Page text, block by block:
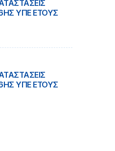
ΥΠΕ ΕΤΟΥΣ
ΥΠΕ ΕΤΟΥΣ